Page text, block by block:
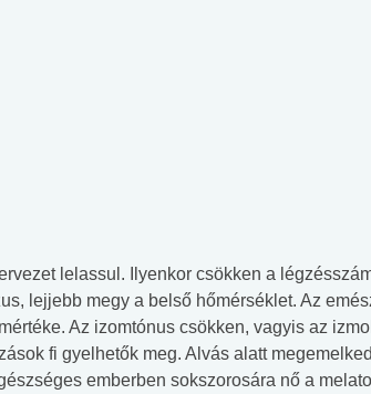
lelassul. Ilyenkor csökken a
lejjebb megy a belső hőmérséklet. Az
Az izomtónus csökken, vagyis az
fi gyelhetők meg. Alvás alatt
emberben sokszorosára nő a